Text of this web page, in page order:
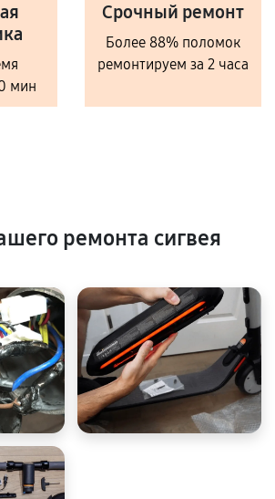
мин
Срочный ремонт
Более 88% поломок
ремонтируем за 2 часа
ремонта сигвея